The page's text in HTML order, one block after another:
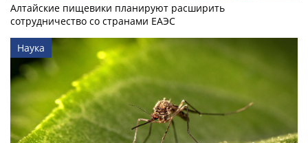
Алтайские пищевики планируют расширить
сотрудничество со странами ЕАЭС
Наука